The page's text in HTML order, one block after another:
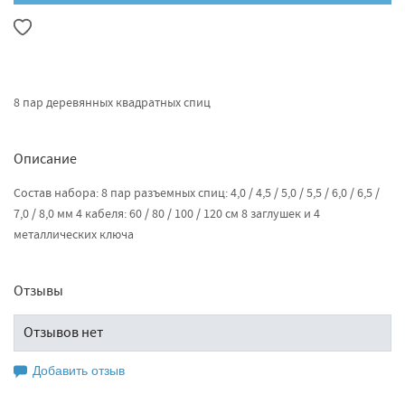
8 пар деревянных квадратных спиц
Описание
Состав набора: 8 пар разъемных спиц: 4,0 / 4,5 / 5,0 / 5,5 / 6,0 / 6,5 /
7,0 / 8,0 мм 4 кабеля: 60 / 80 / 100 / 120 см 8 заглушек и 4
металлических ключа
Отзывы
Отзывов нет
Добавить отзыв